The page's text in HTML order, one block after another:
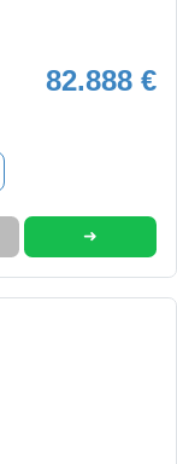
82.888 €
➜